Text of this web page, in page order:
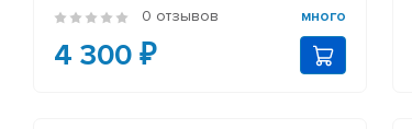
0 отзывов много
4 300 ₽